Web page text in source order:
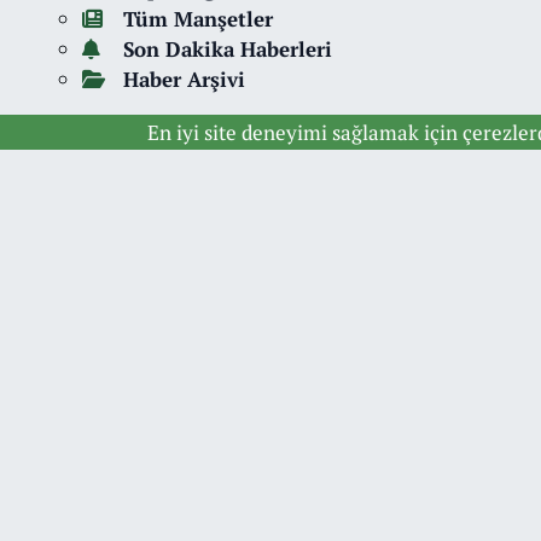
Tüm Manşetler
Son Dakika Haberleri
Haber Arşivi
En iyi site deneyimi sağlamak için